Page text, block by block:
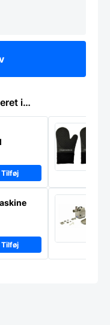
i…
Tilføj
Tilføj